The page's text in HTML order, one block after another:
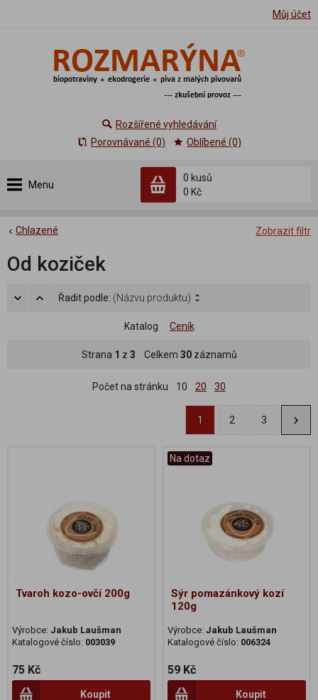
Můj účet
Menu
0 kusů
0 Kč
Rozšířené vyhledávání
Porovnávané (0)
Oblíbené (0)
Zobrazit filtr
Chlazené
Od koziček
Řadit podle: (Názvu produktu)
Katalog Ceník
Strana 1 z 3 Celkem 30záznamů
Počet na stránku 10 20 30
1 2 3
Tvaroh kozo-ovčí 200g
Výrobce: Jakub Laušman
Katalogové číslo: 003039
75 Kč
Koupit
Na dotaz
Sýr pomazánkový kozí
120g
Výrobce: Jakub Laušman
Katalogové číslo: 006324
59 Kč
Koupit